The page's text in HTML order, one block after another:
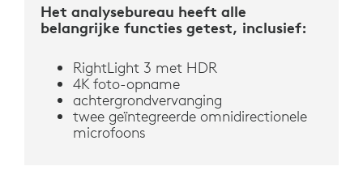
Het analysebureau heeft alle
belangrijke functies getest, inclusief:
RightLight 3 met HDR
4K foto-opname
achtergrondvervanging
twee geïntegreerde omnidirectionele
microfoons